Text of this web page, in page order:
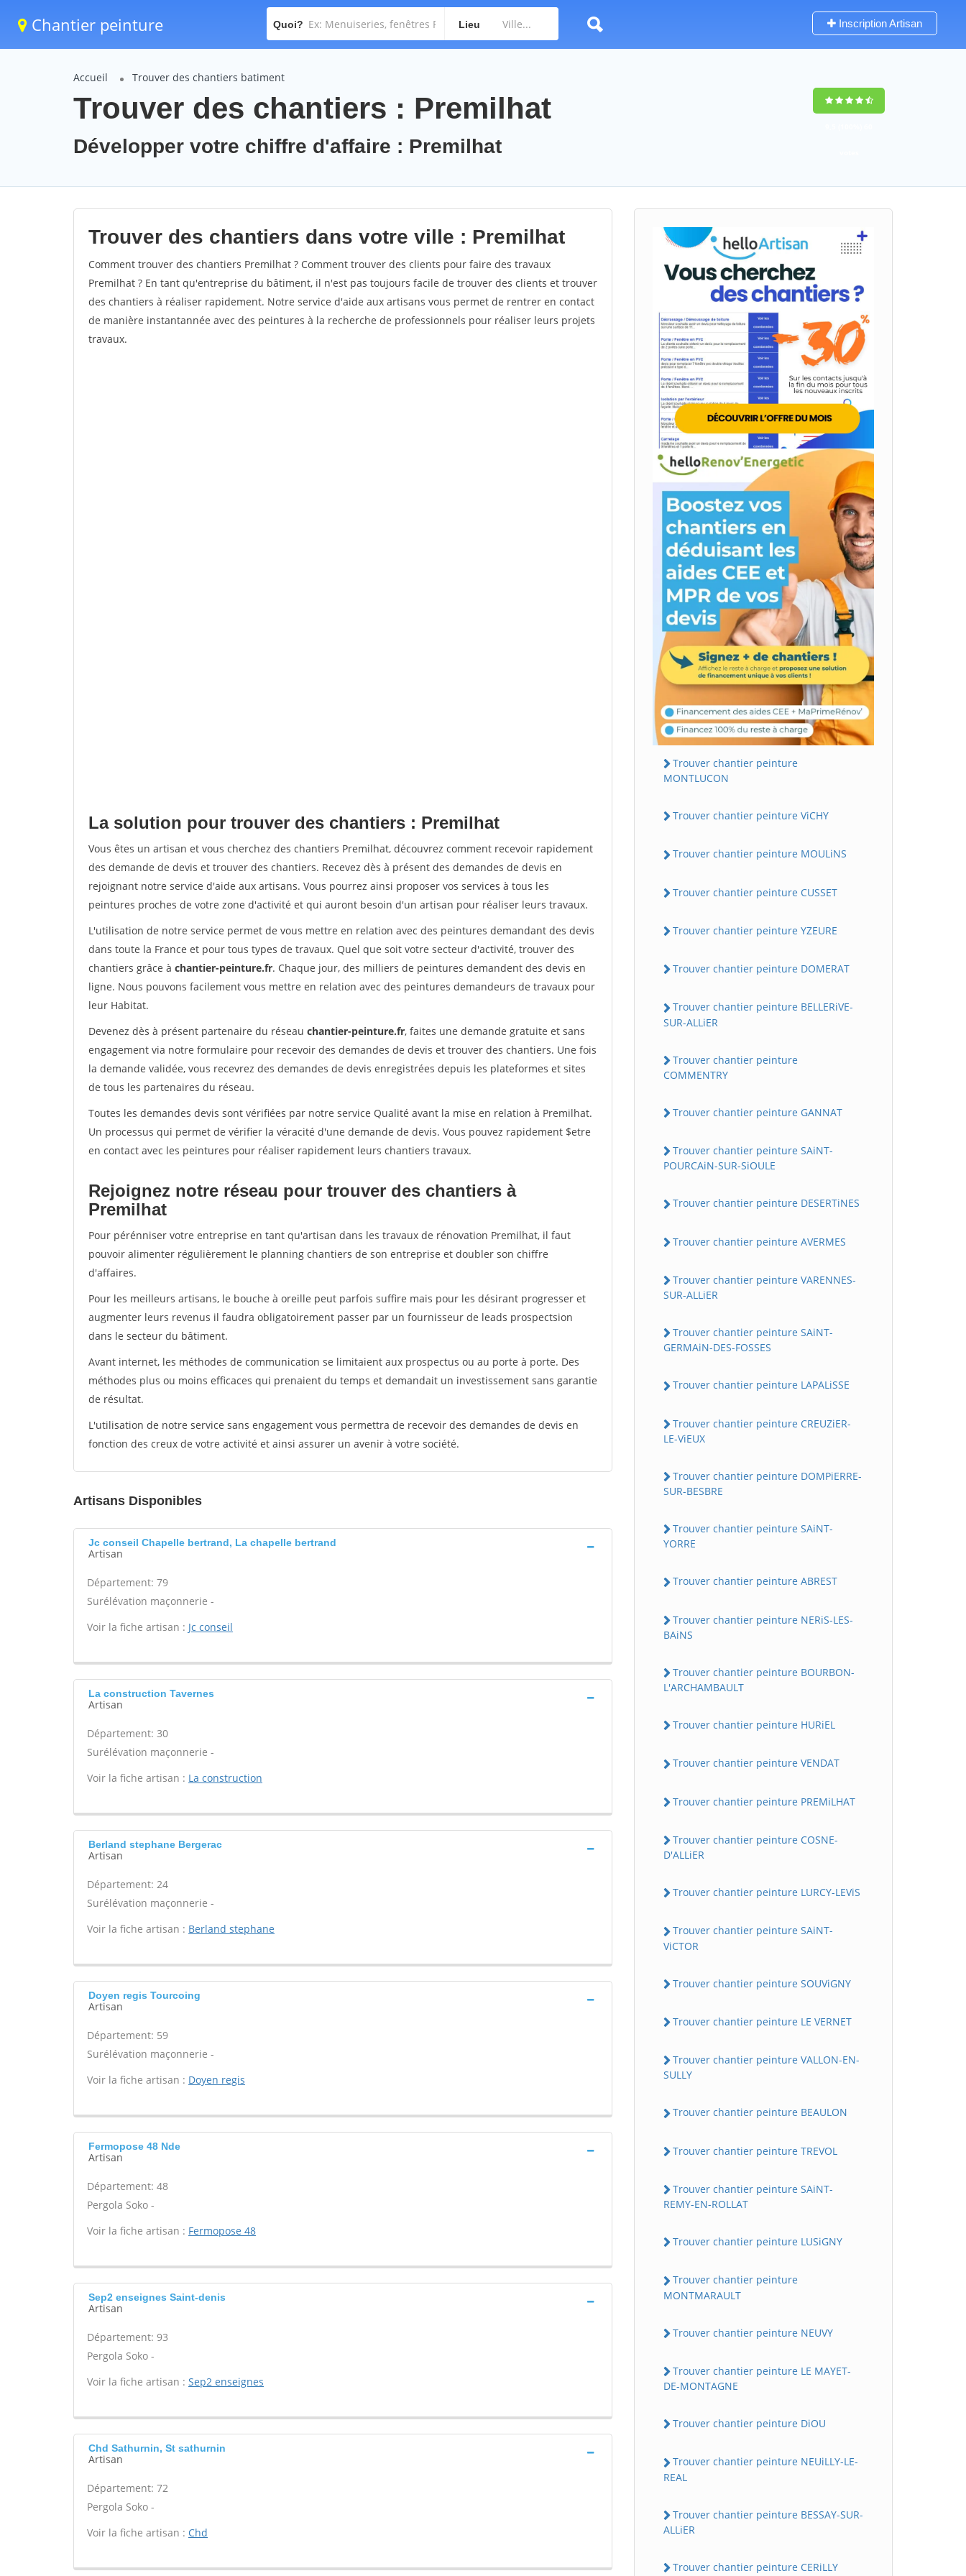
Chantier peinture Quoi? Lieu Inscription Artisan
Accueil Trouver des chantiers batiment
Trouver des chantiers : Premilhat
Développer votre chiffre d'affaire : Premilhat
Trouver des chantiers dans votre ville : Premilhat
Comment trouver des chantiers Premilhat ? Comment trouver des clients pour faire des travaux
Premilhat ? En tant qu'entreprise du bâtiment, il n'est pas toujours facile de trouver des clients et trouver
des chantiers à réaliser rapidement. Notre service d'aide aux artisans vous permet de rentrer en contact
de manière instantannée avec des peintures à la recherche de professionnels pour réaliser leurs projets
travaux.
La solution pour trouver des chantiers : Premilhat
Vous êtes un artisan et vous cherchez des chantiers Premilhat, découvrez comment recevoir rapidement
des demande de devis et trouver des chantiers. Recevez dès à présent des demandes de devis en
rejoignant notre service d'aide aux artisans. Vous pourrez ainsi proposer vos services à tous les
peintures proches de votre zone d'activité et qui auront besoin d'un artisan pour réaliser leurs travaux.
L'utilisation de notre service permet de vous mettre en relation avec des peintures demandant des devis
dans toute la France et pour tous types de travaux. Quel que soit votre secteur d'activité, trouver des
chantiers grâce à chantier-peinture.fr. Chaque jour, des milliers de peintures demandent des devis en
ligne. Nous pouvons facilement vous mettre en relation avec des peintures demandeurs de travaux pour
leur Habitat.
Devenez dès à présent partenaire du réseau chantier-peinture.fr, faites une demande gratuite et sans
engagement via notre formulaire pour recevoir des demandes de devis et trouver des chantiers. Une fois
la demande validée, vous recevrez des demandes de devis enregistrées depuis les plateformes et sites
de tous les partenaires du réseau.
Toutes les demandes devis sont vérifiées par notre service Qualité avant la mise en relation à Premilhat.
Un processus qui permet de vérifier la véracité d'une demande de devis. Vous pouvez rapidement $etre
en contact avec les peintures pour réaliser rapidement leurs chantiers travaux.
Rejoignez notre réseau pour trouver des chantiers à
Premilhat
Pour pérénniser votre entreprise en tant qu'artisan dans les travaux de rénovation Premilhat, il faut
pouvoir alimenter régulièrement le planning chantiers de son entreprise et doubler son chiffre
d'affaires.
Pour les meilleurs artisans, le bouche à oreille peut parfois suffire mais pour les désirant progresser et
augmenter leurs revenus il faudra obligatoirement passer par un fournisseur de leads prospectsion
dans le secteur du bâtiment.
Avant internet, les méthodes de communication se limitaient aux prospectus ou au porte à porte. Des
méthodes plus ou moins efficaces qui prenaient du temps et demandait un investissement sans garantie
de résultat.
L'utilisation de notre service sans engagement vous permettra de recevoir des demandes de devis en
fonction des creux de votre activité et ainsi assurer un avenir à votre société.
Artisans Disponibles
Jc conseil Chapelle bertrand, La chapelle bertrand
Artisan
Département: 79
Surélévation maçonnerie -
Voir la fiche artisan : Jc conseil
La construction Tavernes
Artisan
Département: 30
Surélévation maçonnerie -
Voir la fiche artisan : La construction
Berland stephane Bergerac
Artisan
Département: 24
Surélévation maçonnerie -
Voir la fiche artisan : Berland stephane
Doyen regis Tourcoing
Artisan
Département: 59
Surélévation maçonnerie -
Voir la fiche artisan : Doyen regis
Fermopose 48 Nde
Artisan
Département: 48
Pergola Soko -
Voir la fiche artisan : Fermopose 48
Sep2 enseignes Saint-denis
Artisan
Département: 93
Pergola Soko -
Voir la fiche artisan : Sep2 enseignes
Chd Sathurnin, St sathurnin
Artisan
Département: 72
Pergola Soko -
Voir la fiche artisan : Chd
Trouver chantier peinture
MONTLUCON
Trouver chantier peinture ViCHY
Trouver chantier peinture MOULiNS
Trouver chantier peinture CUSSET
Trouver chantier peinture YZEURE
Trouver chantier peinture DOMERAT
Trouver chantier peinture BELLERiVE-
SUR-ALLiER
Trouver chantier peinture
COMMENTRY
Trouver chantier peinture GANNAT
Trouver chantier peinture SAiNT-
POURCAiN-SUR-SiOULE
Trouver chantier peinture DESERTiNES
Trouver chantier peinture AVERMES
Trouver chantier peinture VARENNES-
SUR-ALLiER
Trouver chantier peinture SAiNT-
GERMAiN-DES-FOSSES
Trouver chantier peinture LAPALiSSE
Trouver chantier peinture CREUZiER-
LE-ViEUX
Trouver chantier peinture DOMPiERRE-
SUR-BESBRE
Trouver chantier peinture SAiNT-
YORRE
Trouver chantier peinture ABREST
Trouver chantier peinture NERiS-LES-
BAiNS
Trouver chantier peinture BOURBON-
L'ARCHAMBAULT
Trouver chantier peinture HURiEL
Trouver chantier peinture VENDAT
Trouver chantier peinture PREMiLHAT
Trouver chantier peinture COSNE-
D'ALLiER
Trouver chantier peinture LURCY-LEViS
Trouver chantier peinture SAiNT-
ViCTOR
Trouver chantier peinture SOUViGNY
Trouver chantier peinture LE VERNET
Trouver chantier peinture VALLON-EN-
SULLY
Trouver chantier peinture BEAULON
Trouver chantier peinture TREVOL
Trouver chantier peinture SAiNT-
REMY-EN-ROLLAT
Trouver chantier peinture LUSiGNY
Trouver chantier peinture
MONTMARAULT
Trouver chantier peinture NEUVY
Trouver chantier peinture LE MAYET-
DE-MONTAGNE
Trouver chantier peinture DiOU
Trouver chantier peinture NEUiLLY-LE-
REAL
Trouver chantier peinture BESSAY-SUR-
ALLiER
Trouver chantier peinture CERiLLY